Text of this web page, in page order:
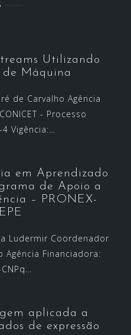
Utilizando
Máquina
de Carvalho Agência
- Processo
Vigência:…
em Aprendizado
de Apoio a
– PRONEX-
Ludermir Coordenador
Agência Financiadora:
CNPq…
aplicada a
de expressão